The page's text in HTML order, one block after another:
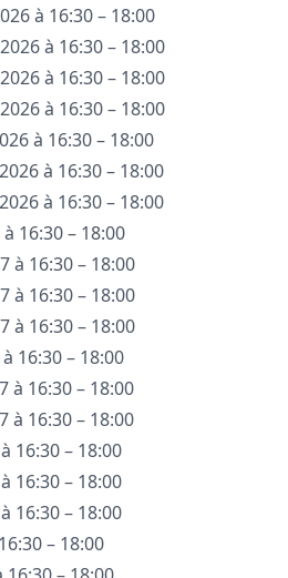
à 16:30 – 18:00
à 16:30 – 18:00
à 16:30 – 18:00
à 16:30 – 18:00
à 16:30 – 18:00
à 16:30 – 18:00
à 16:30 – 18:00
16:30 – 18:00
à 16:30 – 18:00
à 16:30 – 18:00
à 16:30 – 18:00
16:30 – 18:00
à 16:30 – 18:00
à 16:30 – 18:00
16:30 – 18:00
16:30 – 18:00
16:30 – 18:00
– 18:00